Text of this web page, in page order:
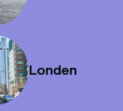
Londen